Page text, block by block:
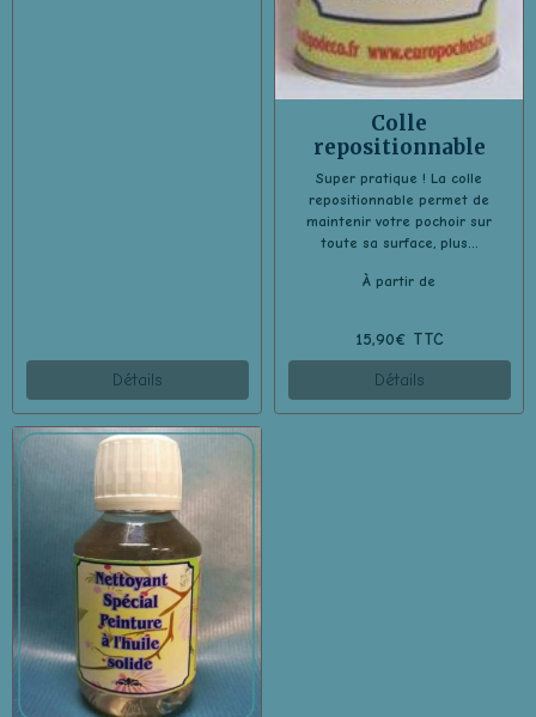
Détails
Colle
repositionnable
Super pratique ! La colle
repositionnable permet de
maintenir votre pochoir sur
toute sa surface, plus...
À partir de
15,90€ TTC
Détails